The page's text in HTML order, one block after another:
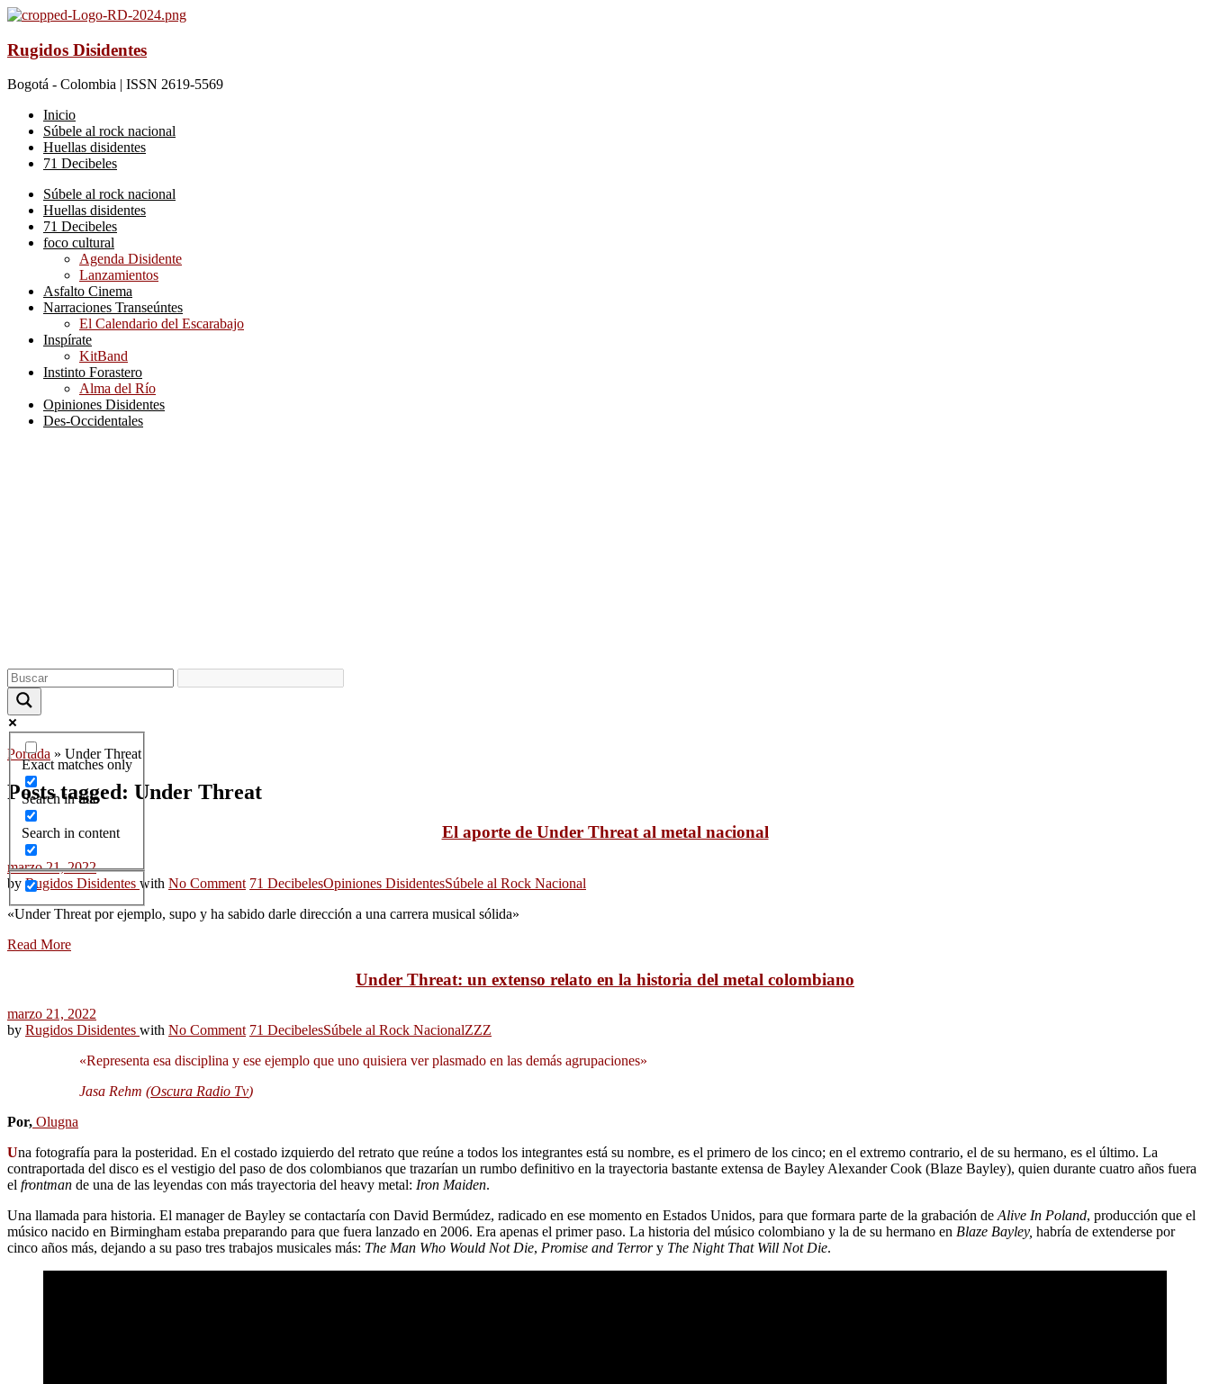
Rugidos Disidentes
Bogotá - Colombia | ISSN 2619-5569
Inicio
Súbele al rock nacional
Huellas disidentes
71 Decibeles
Súbele al rock nacional
Huellas disidentes
71 Decibeles
foco cultural
Agenda Disidente
Lanzamientos
Asfalto Cinema
Narraciones Transeúntes
El Calendario del Escarabajo
Inspírate
KitBand
Instinto Forastero
Alma del Río
Opiniones Disidentes
Des-Occidentales
Exact matches only
Search in title
Search in content
Portada » Under Threat
Posts tagged: Under Threat
El aporte de Under Threat al metal nacional
marzo 21, 2022
by Rugidos Disidentes with No Comment 71 DecibelesOpiniones DisidentesSúbele al Rock Nacional
«Under Threat por ejemplo, supo y ha sabido darle dirección a una carrera musical sólida»
Read More
Under Threat: un extenso relato en la historia del metal colombiano
marzo 21, 2022
by Rugidos Disidentes with No Comment 71 DecibelesSúbele al Rock NacionalZZZ
«Representa esa disciplina y ese ejemplo que uno quisiera ver plasmado en las demás agrupaciones»
Jasa Rehm (Oscura Radio Tv)
Por, Olugna
Una fotografía para la posteridad. En el costado izquierdo del retrato que reúne a todos los integrantes está su nombre, es el primero de los cinco; en el extremo contrario, el de su hermano, es el último. La
contraportada del disco es el vestigio del paso de dos colombianos que trazarían un rumbo definitivo en la trayectoria bastante extensa de Bayley Alexander Cook (Blaze Bayley), quien durante cuatro años fuera
el frontman de una de las leyendas con más trayectoria del heavy metal: Iron Maiden.
Una llamada para historia. El manager de Bayley se contactaría con David Bermúdez, radicado en ese momento en Estados Unidos, para que formara parte de la grabación deAlive In Poland, producción que el
músico nacido en Birmingham estaba preparando para que fuera lanzado en 2006. Era apenas el primer paso. La historia del músico colombiano y la de su hermano en Blaze Bayley, habría de extenderse por
cinco años más, dejando a su paso tres trabajos musicales más: The Man Who Would Not Die, Promise and Terrory The Night That Will Not Die.